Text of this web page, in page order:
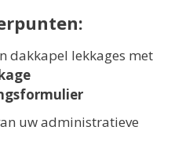
dakkapel lekkages met
uw administratieve